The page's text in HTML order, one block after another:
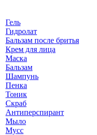
Гель
Гидролат
Бальзам после бритья
Крем для лица
Маска
Бальзам
Шампунь
Пенка
Тоник
Скраб
Антиперспирант
Мыло
Мусс